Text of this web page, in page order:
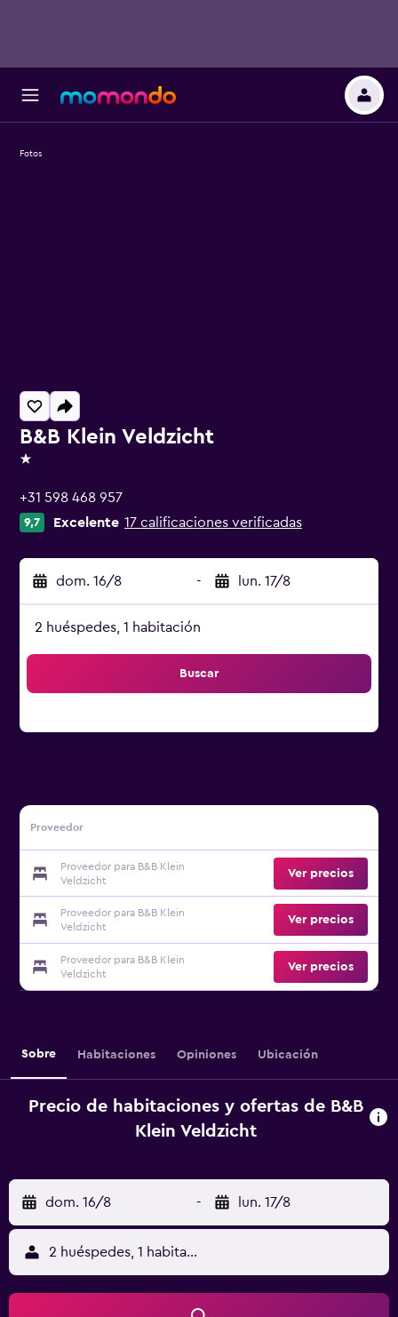
B&B Klein Veldzicht
1 estrella
+31 598 468 957
9,7 Excelente 17 calificaciones verificadas
dom. 16/8 - lun. 17/8
2 huéspedes, 1 habitación
Buscar
Proveedor
Proveedor para B&B Klein
Veldzicht
Ver precios
Proveedor para B&B Klein
Veldzicht
Ver precios
Proveedor para B&B Klein
Veldzicht
Ver precios
Fotos
Sobre Habitaciones Opiniones Ubicación
Precio de habitaciones y ofertas de B&B
Klein Veldzicht
dom. 16/8 - lun. 17/8
2 huéspedes, 1 habitación